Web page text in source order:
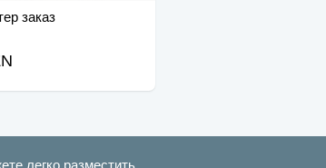
заказ
легко разместить